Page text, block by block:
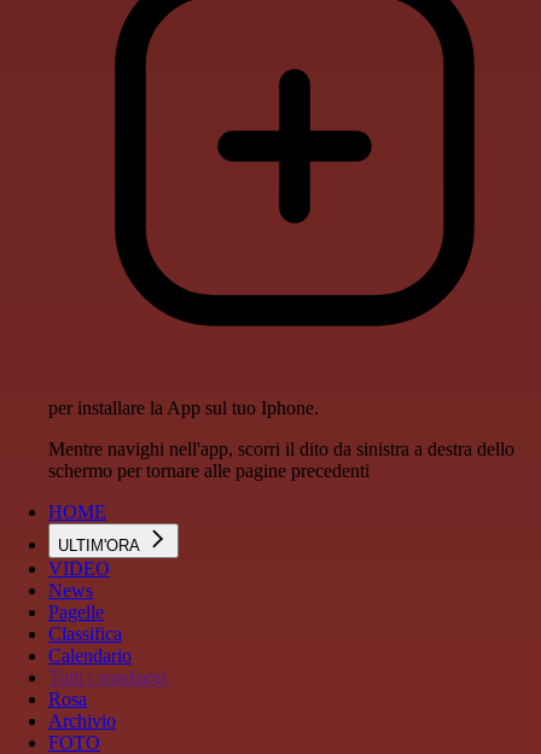
per installare la App sul tuo Iphone.
Mentre navighi nell'app, scorri il dito da sinistra a destra dello
schermo per tornare alle pagine precedenti
HOME
ULTIM'ORA
VIDEO
News
Pagelle
Classifica
Calendario
Tutti i sondaggi
Rosa
Archivio
FOTO